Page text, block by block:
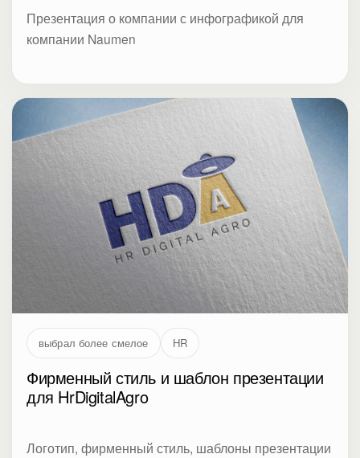
Презентация о компании с инфографикой для
компании Naumen
выбрал более смелое HR
Фирменный стиль и шаблон презентации
для HrDigitalAgro
Логотип, фирменный стиль, шаблоны презентации